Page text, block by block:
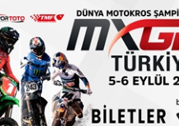
23:51 Milyonlarca sürücüye
23:45 CHP’de grup
23:38 Kadir Kayışcı DJ